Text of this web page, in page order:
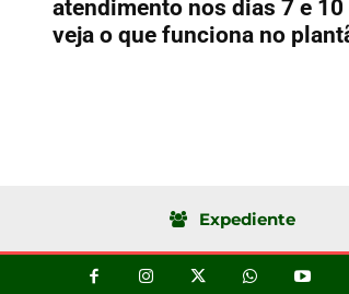
atendimento nos dias 7 e
veja o que funciona no
Expediente